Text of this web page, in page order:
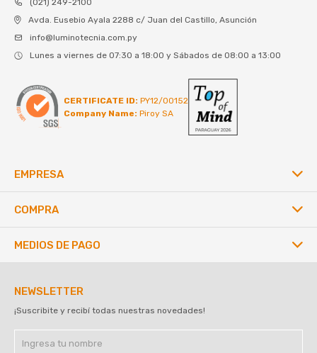
Avda. Eusebio Ayala 2288 c/ Juan del Castillo, Asunción
info@luminotecnia.com.py
Lunes a viernes de 07:30 a 18:00 y Sábados de 08:00 a 13:00
CERTIFICATE ID: PY12/00152
Company Name: Piroy SA
EMPRESA
COMPRA
NEWSLETTER
¡Suscribite y recibí todas nuestras novedades!
MEDIOS DE PAGO